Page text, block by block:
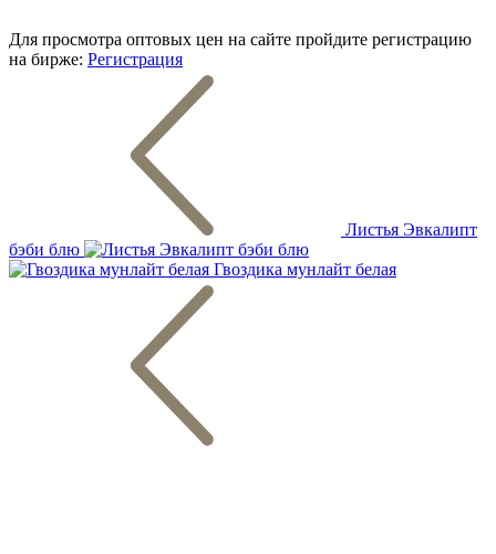
Для просмотра оптовых цен на сайте пройдите регистрацию
на бирже: Регистрация
Листья Эвкалипт
бэби блю
Гвоздика мунлайт белая